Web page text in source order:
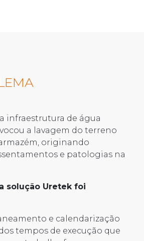
infraestrutura de água
a lavagem do terreno
originando
e patologias na
solução Uretek foi
e calendarização
tempos de execução que